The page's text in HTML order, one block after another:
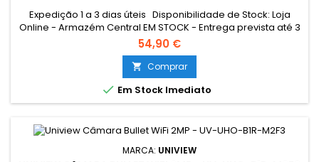
Expedição 1 a 3 dias úteis Disponibilidade de Stock: Loja
Online - Armazém Central EM STOCK - Entrega prevista até 3
dias úteis Loja Braga - Rua António Fernandes Ferreira
Gomes SEM STOCK - Por encomenda - chegada até 2 dias
úteis
54,90 €
 Comprar
 Em Stock Imediato
MARCA: UNIVIEW